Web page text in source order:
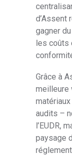
d’Assent
gagner
les coûts
Grâce à
meilleure
audits –
l’EUDR,
paysage